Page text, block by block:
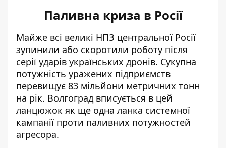
Паливна криза в Росії
Майже всі великі НПЗ центральної Росії
зупинили або скоротили роботу після
серії ударів українських дронів. Сукупна
потужність уражених підприємств
перевищує 83 мільйони метричних тонн
на рік. Волгоград вписується в цей
ланцюжок як ще одна ланка системної
кампанії проти паливних потужностей
агресора.